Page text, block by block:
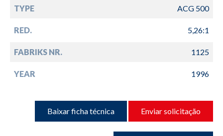
TYPE ACG 500
RED. 5,26:1
FABRIKS NR. 1125
YEAR 1996
Baixar ficha técnica Enviar solicitação